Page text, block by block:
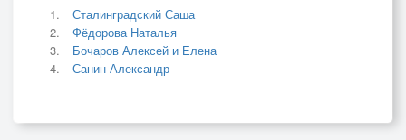
Сталинградский Саша
Фёдорова Наталья
Бочаров Алексей и Елена
Санин Александр